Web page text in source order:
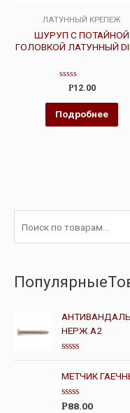
ЛАТУННЫЙ КРЕПЕЖ
ШУРУП С ПОТАЙНОЙ
ГОЛОВКОЙ ЛАТУННЫЙ
Оценка
из
5
Р12.00
Подробнее
НЕРЖ.А2
О
е
н
к
а
МЕТЧИК
О
Р88.00